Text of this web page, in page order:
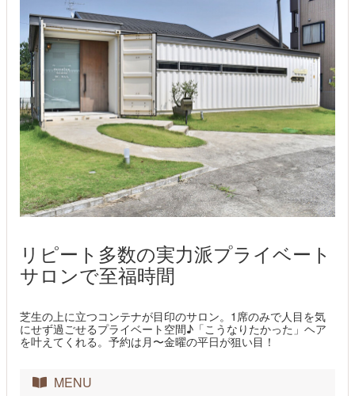
リピート多数の実力派プライベート
サロンで至福時間
芝生の上に立つコンテナが目印のサロン。1席のみで人目を気
にせず過ごせるプライベート空間♪「こうなりたかった」ヘア
を叶えてくれる。予約は月〜金曜の平日が狙い目！
MENU